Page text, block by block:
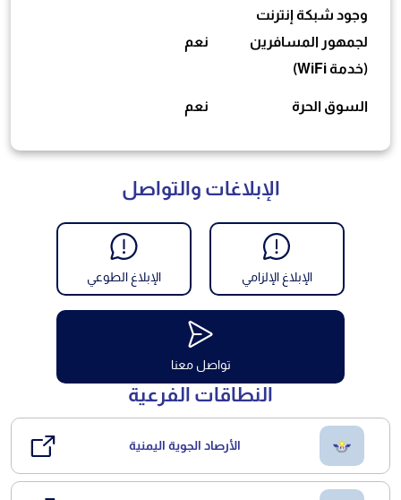
وجود شبكة إنترنت
لجمهور المسافرين
(خدمة WiFi)
نعم
السوق الحرة نعم
الإبلاغات والتواصل
الإبلاغ الإلزامي الإبلاغ الطوعي
تواصل معنا
النطاقات الفرعية
الأرصاد الجوية اليمنية